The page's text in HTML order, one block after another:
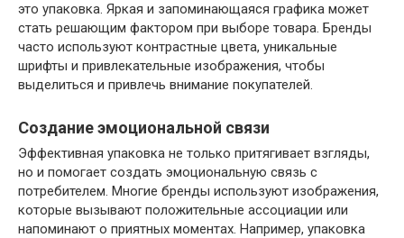
это упаковка. Яркая и запоминающаяся графика может
стать решающим фактором при выборе товара. Бренды
часто используют контрастные цвета, уникальные
шрифты и привлекательные изображения, чтобы
выделиться и привлечь внимание покупателей.
Создание эмоциональной связи
Эффективная упаковка не только притягивает взгляды,
но и помогает создать эмоциональную связь с
потребителем. Многие бренды используют изображения,
которые вызывают положительные ассоциации или
напоминают о приятных моментах. Например, упаковка